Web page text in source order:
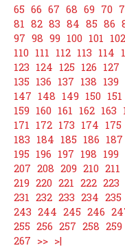
65 66 67 68 69 70
81 82 83 84 85 86
97 98 99 100 101 102
110 111 112 113 114
123 124 125 126 127
135 136 137 138 139
147 148 149 150 151
159 160 161 162 163
171 172 173 174 175
183 184 185 186 187
195 196 197 198 199
207 208 209 210 211
219 220 221 222 223
231 232 233 234 235
243 244 245 246
255 256 257 258 259
267 >> >|